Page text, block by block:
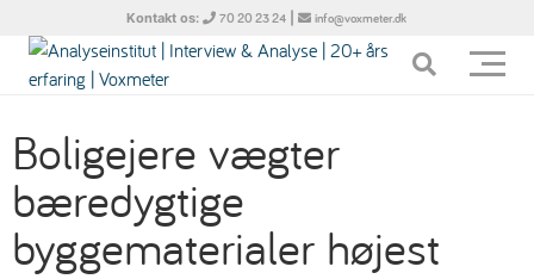
Kontakt os: 70 20 23 24 | info@voxmeter.dk
Boligejere vægter
bæredygtige
byggematerialer højest